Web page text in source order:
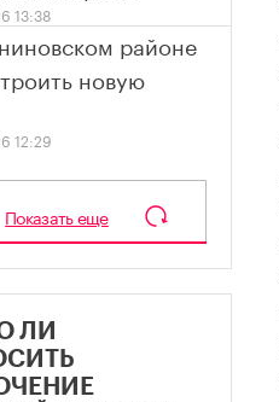
13:38
районе
новую
12:29
Показать еще
ЛИ